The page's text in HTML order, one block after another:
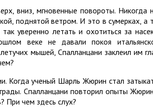
вниз, мгновенные повороты. Никогда
поднятой ветром. И это в сумерках, а
уверенно летать и охотиться за
веке не давали покоя
мышей, Спалланцани заклеил им
Когда ученый Шарль Жюрин стал
Спалланцани повторил опыты
При чем здесь слух?